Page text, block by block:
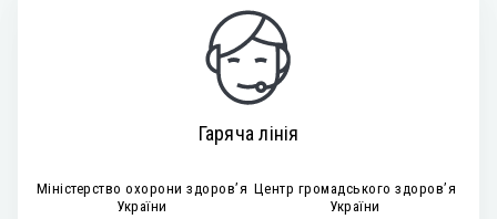
Гаряча лінія
Міністерство охорони здоров’я
України
Центр громадського здоров’я
України